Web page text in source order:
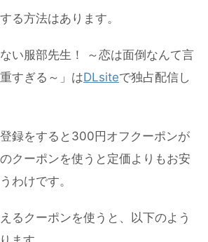
る方法はあります。
ない服部先生！ ～恋は面倒なんて言
すぎる～」はDLsiteで独占配信し
録をすると300円オフクーポンが
クーポンを使うと定価よりもお安
わけです。
るクーポンを使うと、以下のよう